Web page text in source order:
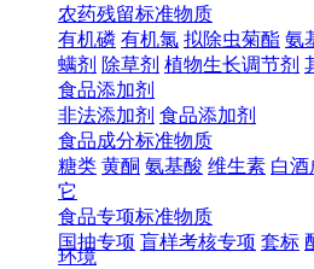
农药残留标准物质
有机磷 有机氯 拟除虫菊酯 氨
螨剂 除草剂 植物生长调节剂
食品添加剂
非法添加剂 食品添加剂
食品成分标准物质
糖类 黄酮 氨基酸 维生素 白酒
它
食品专项标准物质
国抽专项 盲样考核专项 套标
环境